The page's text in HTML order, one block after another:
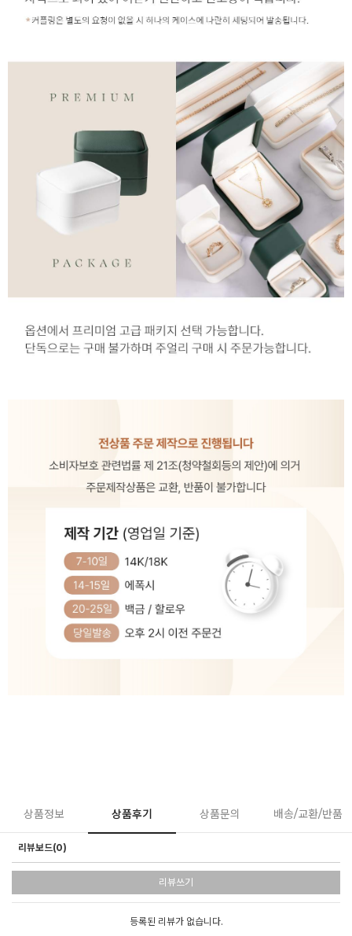
상품정보 상품후기 상품문의 배송/교환/반품
리뷰보드(0)
리뷰쓰기
등록된 리뷰가 없습니다.